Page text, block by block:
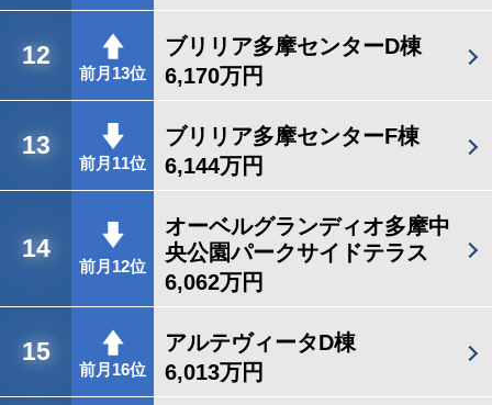
12
前月13位
ブリリア多摩センターD棟
6,170万円
13
前月11位
ブリリア多摩センターF棟
6,144万円
14
前月12位
オーベルグランディオ多摩中
央公園パークサイドテラス
6,062万円
15
前月16位
アルテヴィータD棟
6,013万円